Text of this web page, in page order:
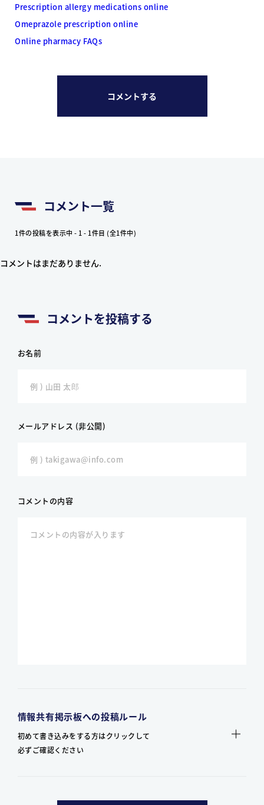
Prescription allergy medications online
Omeprazole prescription online
Online pharmacy FAQs
コメントする
コメント一覧
1件の投稿を表示中 - 1 - 1件目 (全1件中)
コメントはまだありません.
コメントを投稿する
お名前
メールアドレス (非公開)
コメントの内容
情報共有掲示板への投稿ルール
初めて書き込みをする方はクリックして
必ずご確認ください